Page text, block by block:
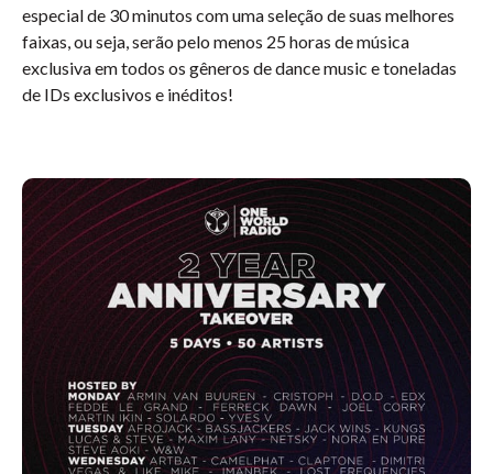
especial de 30 minutos com uma seleção de suas melhores
faixas, ou seja, serão pelo menos 25 horas de música
exclusiva em todos os gêneros de dance music e toneladas
de IDs exclusivos e inéditos!